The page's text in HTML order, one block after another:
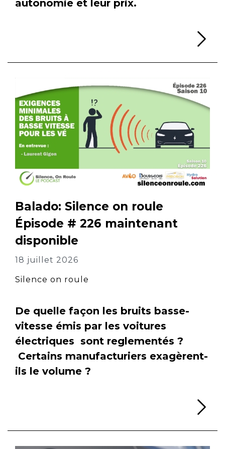
autonomie et leur prix.
Balado: Silence on roule
Épisode # 226 maintenant
disponible
18 juillet 2026
Silence on roule
De quelle façon les bruits basse-
vitesse émis par les voitures
électriques sont reglementés ?
Certains manufacturiers exagèrent-
ils le volume ?